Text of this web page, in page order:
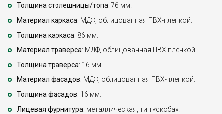
Толщина столешницы/топа: 76 мм.
Материал каркаса: МДФ, облицованная ПВХ-пленкой.
Толщина каркаса: 86 мм.
Материал траверса: МДФ, облицованная ПВХ-пленкой.
Толщина траверса: 16 мм.
Материал фасадов: МДФ, облицованная ПВХ-пленкой.
Толщина фасадов: 16 мм.
Лицевая фурнитура: металлическая, тип «скоба».